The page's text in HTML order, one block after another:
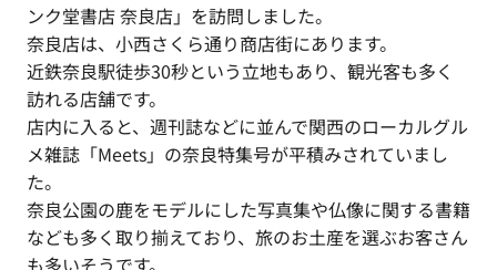
ンク堂書店 奈良店」を訪問しました。
奈良店は、小西さくら通り商店街にあります。
近鉄奈良駅徒歩30秒という立地もあり、観光客も多く
訪れる店舗です。
店内に入ると、週刊誌などに並んで関西のローカルグル
メ雑誌「Meets」の奈良特集号が平積みされていまし
た。
奈良公園の鹿をモデルにした写真集や仏像に関する書籍
なども多く取り揃えており、旅のお土産を選ぶお客さん
も多いそうです。